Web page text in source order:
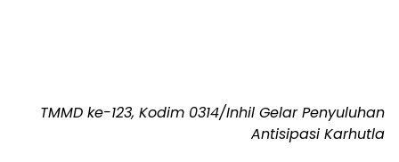
TMMD ke-123, Kodim 0314/Inhil Gelar Penyuluhan
Antisipasi Karhutla